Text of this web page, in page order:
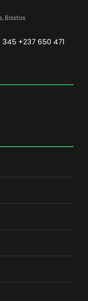
Bastos
+237 650 471